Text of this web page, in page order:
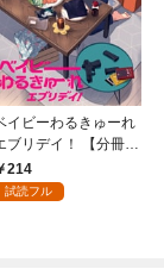
イビーわるきゅーれ
ブリデイ！ 【分冊
】 1
214
試読フル